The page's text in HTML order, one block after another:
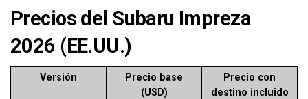
Precios del Subaru Impreza
2026 (EE.UU.)
Versión
Precio base
(USD)
Precio con
destino incluido